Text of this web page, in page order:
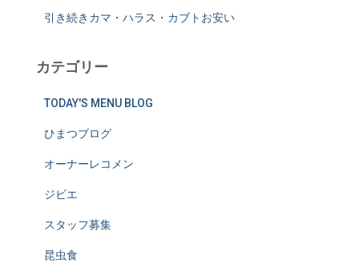
引き続きカマ・ハラス・カブトお安い
カテゴリー
TODAY'S MENU BLOG
ひまつブログ
オーナーレコメン
ジビエ
スタッフ募集
昆虫食